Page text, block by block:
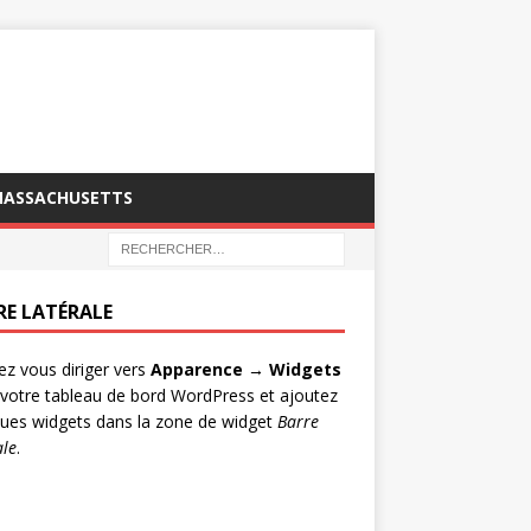
LATÉRALE
vous diriger vers Apparence → Widgets
tableau de bord WordPress et ajoutez
widgets dans la zone de widget Barre
.